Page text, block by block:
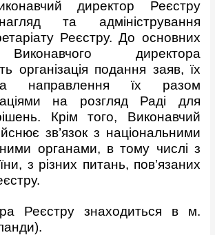
директор Реєстру
та адміністрування
Реєстру. До основних
директора
організація подання заяв, їх
направлення їх разом
на розгляд Раді для
Крім того, Виконавчий
зв’язок з національними
органами, в тому числі з
з різних питань, пов’язаних
Реєстру знаходиться в м.